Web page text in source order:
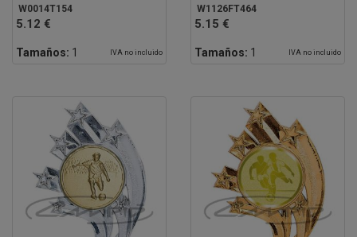
W0014T154
5.12 €
Tamaños: 1 IVA no incluido
W1126FT464
5.15 €
Tamaños: 1 IVA no incluido